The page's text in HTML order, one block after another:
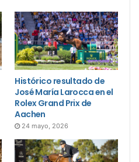
Histórico resultado de
José María Larocca en el
Rolex Grand Prix de
Aachen
24 mayo, 2026